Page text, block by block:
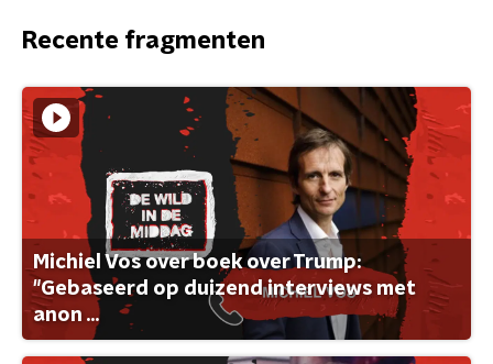
Recente fragmenten
Michiel Vos over boek over Trump:
"Gebaseerd op duizend interviews met
anon ...